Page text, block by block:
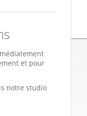
et pour
notre studio